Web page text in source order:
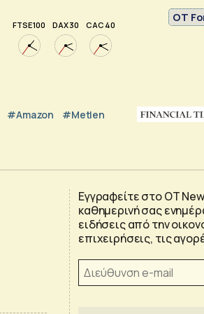
FTSE 100 DAX 30 CAC 40
OT
#Amazon #Metlen
Εγγραφείτε στο OT
καθημερινή σας
ειδήσεις από την
επιχειρήσεις, τις